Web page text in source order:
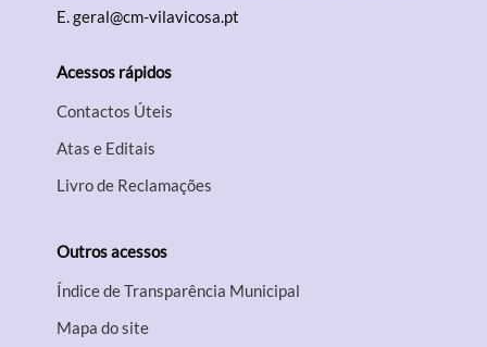
E.geral@cm-vilavicosa.pt
Acessos rápidos
Contactos Úteis
Atas e Editais
Livro de Reclamações
Outros acessos
Índice de Transparência Municipal
Mapa do site